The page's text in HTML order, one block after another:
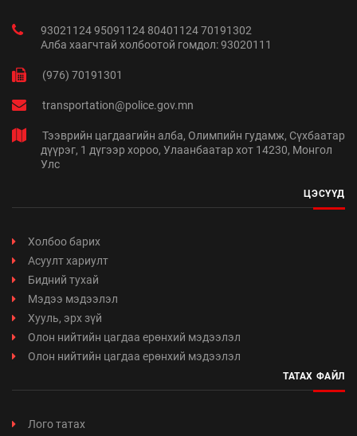
93021124 95091124 80401124 70191302
Алба хаагчтай холбоотой гомдол: 93020111
(976) 70191301
transportation@police.gov.mn
Тээврийн цагдаагийн алба, Олимпийн гудамж, Сүхбаатар
дүүрэг, 1 дүгээр хороо, Улаанбаатар хот 14230, Монгол
Улс
ЦЭСҮҮД
Холбоо барих
Асуулт хариулт
Бидний тухай
Мэдээ мэдээлэл
Хууль, эрх зүй
Олон нийтийн цагдаа ерөнхий мэдээлэл
Олон нийтийн цагдаа ерөнхий мэдээлэл
ТАТАХ ФАЙЛ
Лого татах